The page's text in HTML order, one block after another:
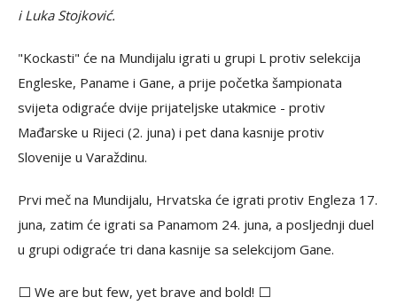
i Luka Stojković.
"Kockasti" će na Mundijalu igrati u grupi L protiv selekcija
Engleske, Paname i Gane, a prije početka šampionata
svijeta odigraće dvije prijateljske utakmice - protiv
Mađarske u Rijeci (2. juna) i pet dana kasnije protiv
Slovenije u Varaždinu.
Prvi meč na Mundijalu, Hrvatska će igrati protiv Engleza 17.
juna, zatim će igrati sa Panamom 24. juna, a posljednji duel
u grupi odigraće tri dana kasnije sa selekcijom Gane.
⬜️ We are but few, yet brave and bold! ⬜️